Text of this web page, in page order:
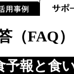
（FAQ）
予報と食